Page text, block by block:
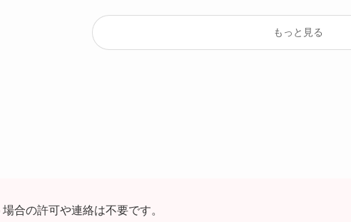
もっと見る
合の許可や連絡は不要です。